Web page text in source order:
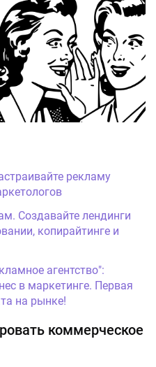
рекламу
Создавайте лендинги
копирайтинге и
агентство":
в маркетинге. Первая
на рынке!
коммерческое